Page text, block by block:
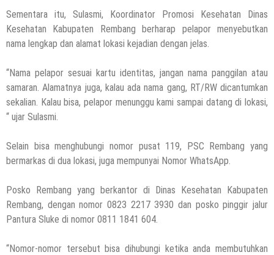
Sementara itu, Sulasmi, Koordinator Promosi Kesehatan Dinas
Kesehatan Kabupaten Rembang berharap pelapor menyebutkan
nama lengkap dan alamat lokasi kejadian dengan jelas.
“Nama pelapor sesuai kartu identitas, jangan nama panggilan atau
samaran. Alamatnya juga, kalau ada nama gang, RT/RW dicantumkan
sekalian. Kalau bisa, pelapor menunggu kami sampai datang di lokasi,
“ ujar Sulasmi.
Selain bisa menghubungi nomor pusat 119, PSC Rembang yang
bermarkas di dua lokasi, juga mempunyai Nomor WhatsApp.
Posko Rembang yang berkantor di Dinas Kesehatan Kabupaten
Rembang, dengan nomor 0823 2217 3930 dan posko pinggir jalur
Pantura Sluke di nomor 0811 1841 604.
“Nomor-nomor tersebut bisa dihubungi ketika anda membutuhkan